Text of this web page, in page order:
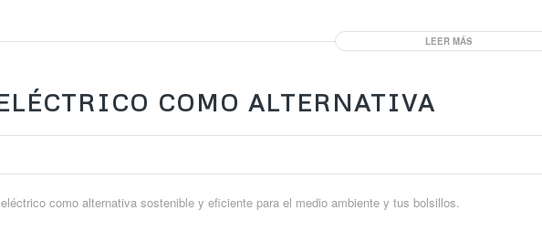
LEER MÁS
COMO ALTERNATIVA
como alternativa sostenible y eficiente para el medio ambiente y tus bolsillos.